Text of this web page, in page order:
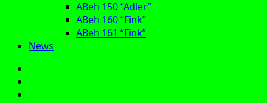
ABeh 150 “Adler”
ABeh 160 “Fink”
ABeh 161 “Fink”
News